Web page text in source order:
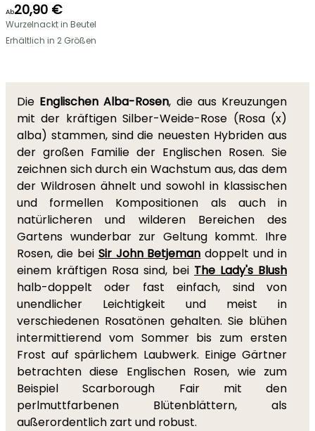
Ab20,90 €
Wurzelnackt in Beutel
Erhältlich in 2 Größen
Die Englischen Alba-Rosen, die aus Kreuzungen
mit der kräftigen Silber-Weide-Rose (Rosa (x)
alba) stammen, sind die neuesten Hybriden aus
der großen Familie der Englischen Rosen. Sie
zeichnen sich durch ein Wachstum aus, das dem
der Wildrosen ähnelt und sowohl in klassischen
und formellen Kompositionen als auch in
natürlicheren und wilderen Bereichen des
Gartens wunderbar zur Geltung kommt. Ihre
Rosen, die bei Sir John Betjeman doppelt und in
einem kräftigen Rosa sind, bei The Lady's Blush
halb-doppelt oder fast einfach, sind von
unendlicher Leichtigkeit und meist in
verschiedenen Rosatönen gehalten. Sie blühen
intermittierend vom Sommer bis zum ersten
Frost auf spärlichem Laubwerk. Einige Gärtner
betrachten diese Englischen Rosen, wie zum
Beispiel Scarborough Fair mit den
perlmuttfarbenen Blütenblättern, als
außerordentlich zart und robust.